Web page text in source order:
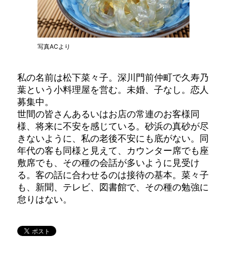
写真ACより
私の名前は松下菜々子。深川門前仲町で久寿乃
葉という小料理屋を営む。未婚、子なし。恋人
募集中。
世間の皆さんあるいはお店の常連のお客様同
様、将来に不安を感じている。砂浜の真砂が尽
きないように、私の老後不安にも底がない。同
年代の客も同様と見えて、カウンター席でも座
敷席でも、その種の会話が多いように見受け
る。客の話に合わせるのは接待の基本。菜々子
も、新聞、テレビ、図書館で、その種の勉強に
怠りはない。